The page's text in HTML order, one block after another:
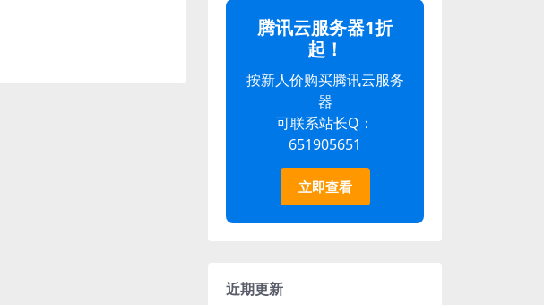
腾讯云服务器1折
起！
按新人价购买腾讯云服务
器
可联系站长Q：
651905651
立即查看
近期更新